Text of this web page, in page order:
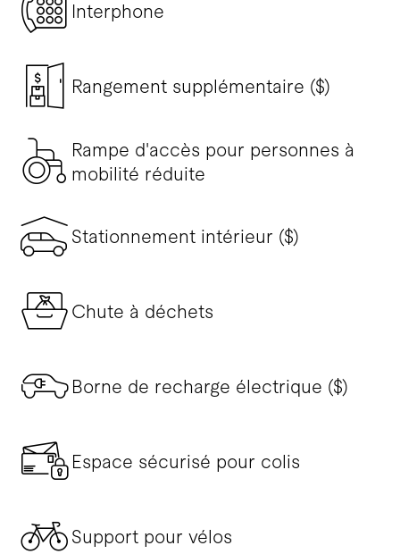
Interphone
Rangement supplémentaire ($)
Rampe d'accès pour personnes à
mobilité réduite
Stationnement intérieur ($)
Chute à déchets
Borne de recharge électrique ($)
Espace sécurisé pour colis
Support pour vélos